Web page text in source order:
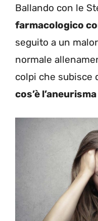
Ballando con le
farmacologico
seguito a un
normale
colpi che subisce
cos’è l’aneurisma